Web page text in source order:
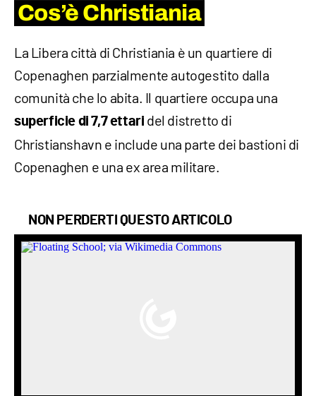
Cos’è Christiania
La Libera città di Christiania è un quartiere di
Copenaghen parzialmente autogestito dalla
comunità che lo abita. Il quartiere occupa una
superficie di 7,7 ettari del distretto di
Christianshavn e include una parte dei bastioni di
Copenaghen e una ex area militare.
NON PERDERTI QUESTO ARTICOLO